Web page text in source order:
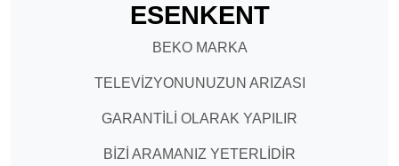
ESENKENT
BEKO MARKA
TELEVİZYONUNUZUN ARIZASI
GARANTİLİ OLARAK YAPILIR
BİZİ ARAMANIZ YETERLİDİR